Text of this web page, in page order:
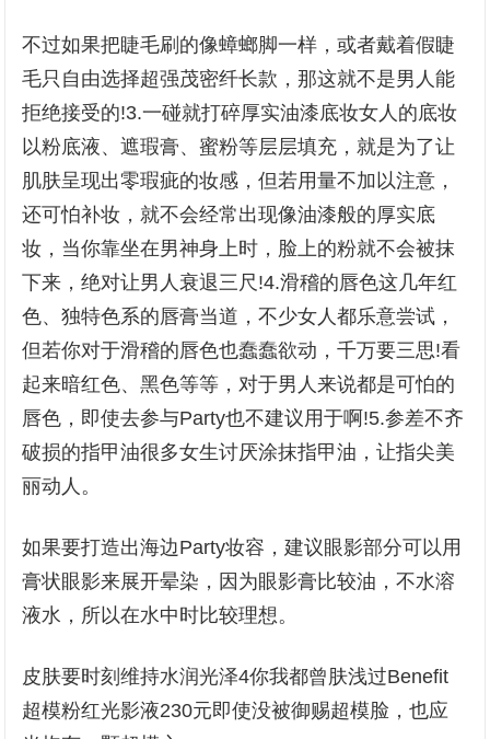
不过如果把睫毛刷的像蟑螂脚一样，或者戴着假睫
毛只自由选择超强茂密纤长款，那这就不是男人能
拒绝接受的!3.一碰就打碎厚实油漆底妆女人的底妆
以粉底液、遮瑕膏、蜜粉等层层填充，就是为了让
肌肤呈现出零瑕疵的妆感，但若用量不加以注意，
还可怕补妆，就不会经常出现像油漆般的厚实底
妆，当你靠坐在男神身上时，脸上的粉就不会被抹
下来，绝对让男人衰退三尺!4.滑稽的唇色这几年红
色、独特色系的唇膏当道，不少女人都乐意尝试，
但若你对于滑稽的唇色也蠢蠢欲动，千万要三思!看
起来暗红色、黑色等等，对于男人来说都是可怕的
唇色，即使去参与Party也不建议用于啊!5.参差不齐
破损的指甲油很多女生讨厌涂抹指甲油，让指尖美
丽动人。
如果要打造出海边Party妆容，建议眼影部分可以用
膏状眼影来展开晕染，因为眼影膏比较油，不水溶
液水，所以在水中时比较理想。
皮肤要时刻维持水润光泽4你我都曾肤浅过Benefit
超模粉红光影液230元即使没被御赐超模脸，也应